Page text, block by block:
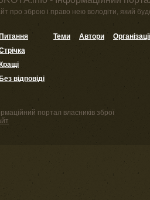
про зброю і право нею володіти, який
Питання
Кращі
Без відповіді
Теми Автори
портал власників зброї